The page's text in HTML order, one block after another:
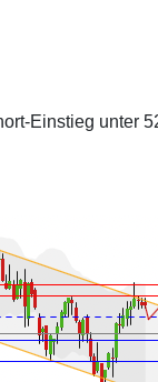
Einstieg unter